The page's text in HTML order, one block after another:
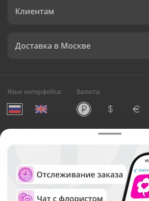
Клиентам
Доставка в Москве
Язык интерфейса: Валюта:
Служба круглосуточной доставки
Русский Букет, 2026
Общество с ограниченной
ОГРН: 1195476081745, ИНН: 5410081997
Юридический адрес: г. Новосибирск,
д.42, оф. 3